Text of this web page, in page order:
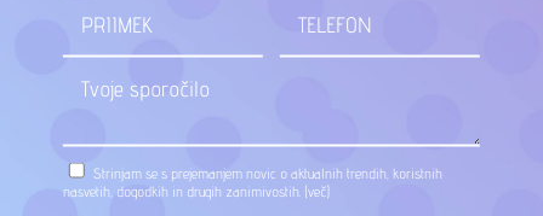
Strinjam se s prejemanjem novic o aktualnih trendih, koristnih
nasvetih, dogodkih in drugih zanimivostih. (več)